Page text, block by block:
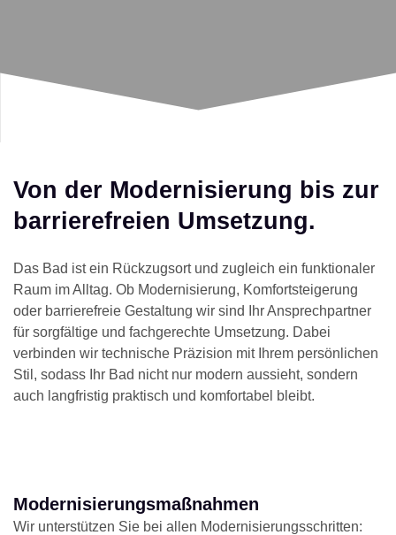
Von der Modernisierung bis zur
barrierefreien Umsetzung.
Das Bad ist ein Rückzugsort und zugleich ein funktionaler
Raum im Alltag. Ob Modernisierung, Komfortsteigerung
oder barrierefreie Gestaltung wir sind Ihr Ansprechpartner
für sorgfältige und fachgerechte Umsetzung. Dabei
verbinden wir technische Präzision mit Ihrem persönlichen
Stil, sodass Ihr Bad nicht nur modern aussieht, sondern
auch langfristig praktisch und komfortabel bleibt.
Modernisierungsmaßnahmen
Wir unterstützen Sie bei allen Modernisierungsschritten: